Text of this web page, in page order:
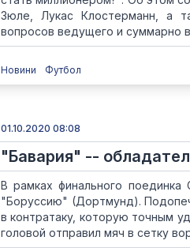
Зюле, Лукас Клостерманн, а
вопросов ведущего и суммарно
Новини Футбол
01.10.2020 08:08
"Бавария" --
В рамках финального
"Боруссию" (Дортмунд).
в контратаку, которую точным
головой отправил мяч в сетку